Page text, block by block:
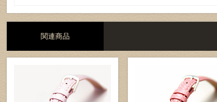
関連商品